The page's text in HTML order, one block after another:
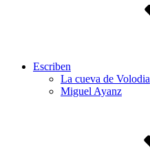
Escriben
La cueva de Volodia
Miguel Ayanz